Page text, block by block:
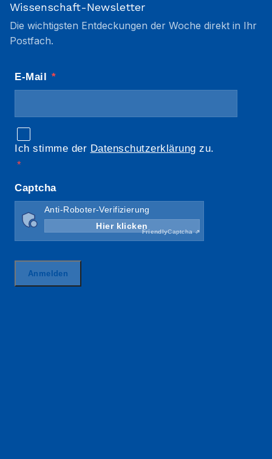
Wissenschaft-Newsletter
Die wichtigsten Entdeckungen der Woche direkt in Ihr
Postfach.